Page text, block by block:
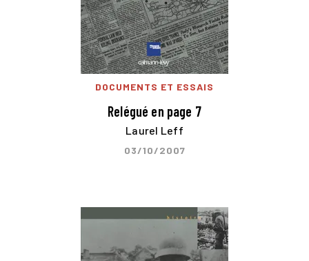
DOCUMENTS ET ESSAIS
Relégué en page 7
Laurel Leff
03/10/2007